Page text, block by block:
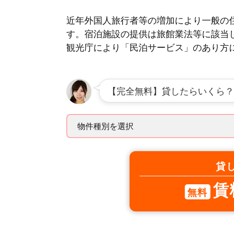
近年外国人旅行者等の増加により一般
す。宿泊施設の提供は旅館業法等に該当
観光庁により「民泊サービス」のあり方
【完全無料】貸したらいくら
貸
無料 賃